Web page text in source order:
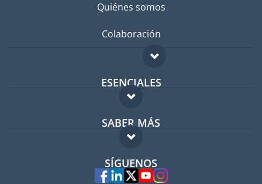
Quiénes somos
Colaboración
ESENCIALES
Foro para expatriados
Guía para expatriados
Trabajos en el extranjero
SABER MÁS
FAQ
Expertos
SÍGUENOS